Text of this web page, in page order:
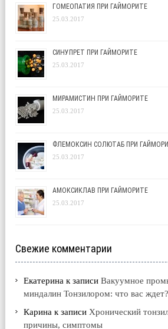
ГОМЕОПАТИЯ ПРИ ГАЙМОРИТЕ
25.03.2017
СИНУПРЕТ ПРИ ГАЙМОРИТЕ
25.03.2017
МИРАМИСТИН ПРИ ГАЙМОРИТЕ
25.03.2017
ФЛЕМОКСИН СОЛЮТАБ ПРИ
25.03.2017
АМОКСИКЛАВ ПРИ ГАЙМОРИТЕ
25.03.2017
Свежие комментарии
Екатерина к записиВакуумное
миндалин Тонзилором: что вас ждет?
Карина к записи Хронический
причины, симптомы